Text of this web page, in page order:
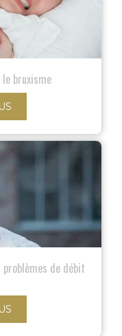
bruxisme
de débit